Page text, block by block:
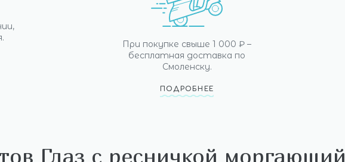
При покупке свыше 1 000 ₽ –
бесплатная доставка по
Смоленску.
ПОДРОБНЕЕ
Глаз с ресничкой